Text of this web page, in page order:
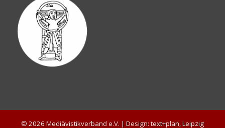
© 2026 Mediävistikverband e.V. | Design: text+plan, Leipzig